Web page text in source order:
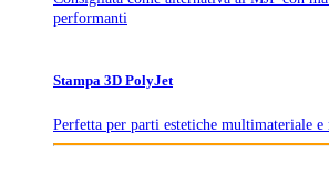
performanti
Stampa 3D PolyJet
Perfetta per parti estetiche multimateriale